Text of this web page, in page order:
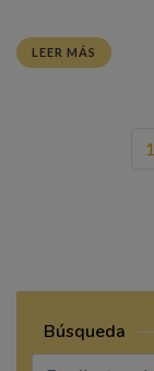
LEER MÁS
1
Búsqueda